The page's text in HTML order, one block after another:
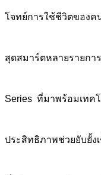
โจทย์การใช้ชีวิตของค
สุดสมาร์ตหลายรายกา
Series ที่มาพร้อมเทคโ
ประสิทธิภาพช่วยยับยั้ง